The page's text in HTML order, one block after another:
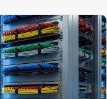
Нет
Нет
ТПЖ 50